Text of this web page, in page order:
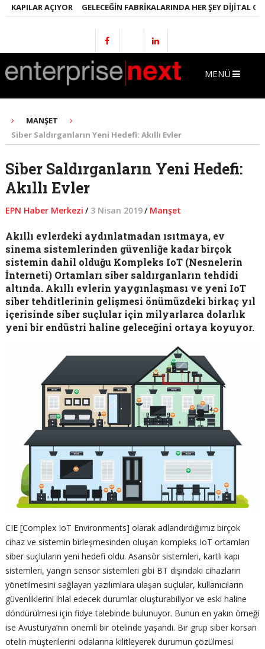
AÇIYOR GELECEĞIN FABRIKALARINDA HER ŞEY DIJITAL
MENÜ
MANŞET
Siber Saldırganların Yeni Hedefi: Akıllı Evler
Siber Saldırganların Yeni Hedefi:
Akıllı Evler
EPN Haber Merkezi / 3 Nisan 2019/ Manşet
Akıllı evlerdeki aydınlatmadan ısıtmaya, ev
sinema sistemlerinden güvenliğe kadar birçok
sistemin dahil olduğu Kompleks IoT (Nesnelerin
İnterneti) Ortamları siber saldırganların tehdidi
altında. Akıllı evlerin yaygınlaşması ve yeni IoT
siber tehditlerinin gelişmesi önümüzdeki birkaç yıl
içerisinde siber suçlular için milyarlarca dolarlık
yeni bir endüstri haline geleceğini ortaya koyuyor.
CIE [Complex IoT Environments] olarak adlandırdığımız birçok
cihaz ve sistemin birleşmesinden oluşan kompleks IoT ortamları
siber suçluların yeni hedefi oldu. Asansör sistemleri, kartlı kapı
sistemleri, yangın sensor sistemleri gibi BT dışındaki cihazların
yönetilmesini sağlayan yazılımlara ulaşan suçlular, kullanıcıların
güvenliklerini ihlal edecek durumlar oluşturabiliyor ve eski haline
döndürülmesi için fidye talebinde bulunuyor. Bunun en yakın örneği
ise Avusturya’nın önemli bir otelinde yaşandı. Bir grup siber korsan
otelin müşterilerini odalarına kilitleyerek durumun çözülmesi